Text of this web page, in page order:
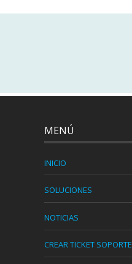
MENÚ
INICIO
SOLUCIONES
NOTICIAS
CREAR TICKET SOPORTE